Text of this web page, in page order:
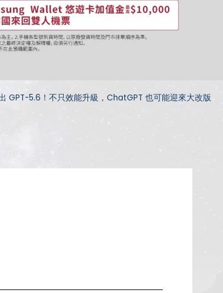
GPT-5.6！不只效能升級，ChatGPT 也可能迎來大改版